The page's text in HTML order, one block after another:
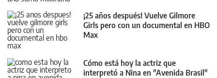
¡25 años después! Vuelve Gilmore
Girls pero con un documental en HBO
Max
Cómo está hoy la actriz que
interpretó a Nina en "Avenida Brasil"